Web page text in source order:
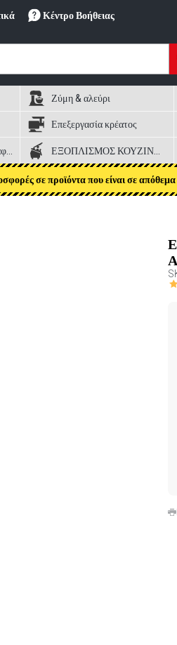
Κέντρο Βοήθειας
Ζύμη & αλεύρι
Επεξεργασία κρέατος
Καφετέρια, παγωτά και βάφλες
σε προϊόντα που είναι σε